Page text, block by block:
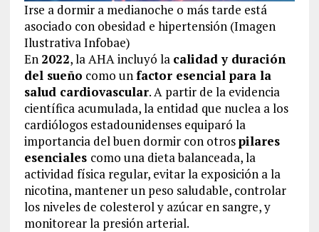
Irse a dormir a medianoche o más tarde está
asociado con obesidad e hipertensión (Imagen
Ilustrativa Infobae)
En 2022, la AHA incluyó la calidad y duración
del sueño como unfactor esencial para la
salud cardiovascular. A partir de la evidencia
científica acumulada, la entidad que nuclea a los
cardiólogos estadounidenses equiparó la
importancia del buen dormir con otrospilares
esenciales como una dieta balanceada, la
actividad física regular, evitar la exposición a la
nicotina, mantener un peso saludable, controlar
los niveles de colesterol y azúcar en sangre, y
monitorear la presión arterial.